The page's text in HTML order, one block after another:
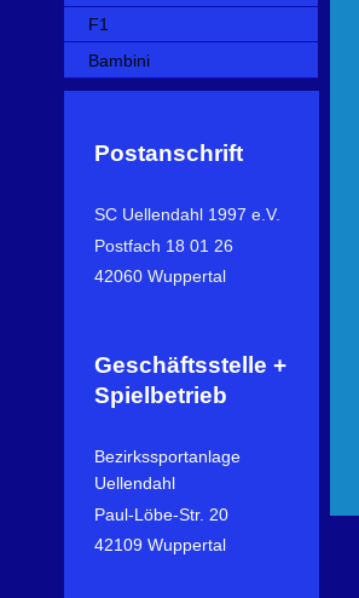
F1
Bambini
Postanschrift
SC Uellendahl 1997 e.V.
Postfach 18 01 26
42060 Wuppertal
Geschäftsstelle +
Spielbetrieb
Bezirkssportanlage
Uellendahl
Paul-Löbe-Str. 20
42109 Wuppertal